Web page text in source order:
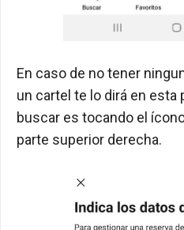
En caso de no tener
un cartel te lo dirá en esta
buscar es tocando el
parte superior derecha.